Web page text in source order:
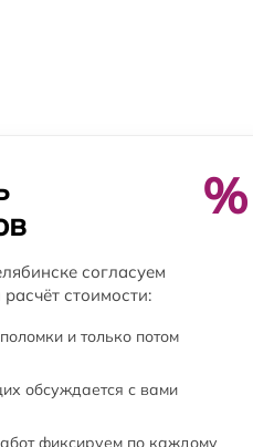
от
%
согласуем
стоимости:
и только потом
обсуждается с вами
фиксируем по каждому